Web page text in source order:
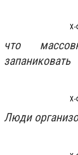
Х-
что
запаниковать
Х-
Люди